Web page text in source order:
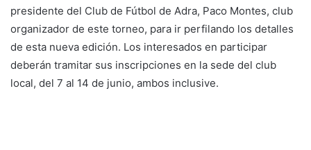
presidente del Club de Fútbol de Adra, Paco Montes, club
organizador de este torneo, para ir perfilando los detalles
de esta nueva edición. Los interesados en participar
deberán tramitar sus inscripciones en la sede del club
local, del 7 al 14 de junio, ambos inclusive.